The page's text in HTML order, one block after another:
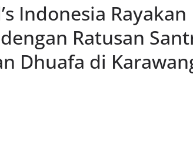
Indonesia
Ratusan
Dhuafa di